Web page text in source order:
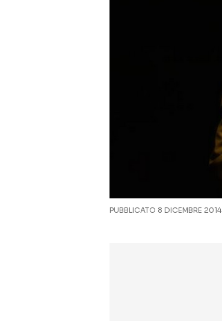
PUBBLICATO 8 DICEMBRE 2014